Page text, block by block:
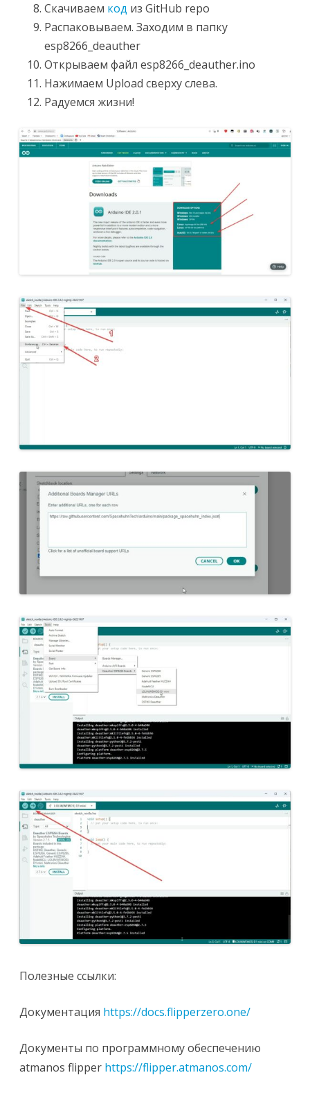
Скачиваем код из GitHub repo
Распаковываем. Заходим в папку
esp8266_deauther
Открываем файл esp8266_deauther.ino
Нажимаем Upload сверху слева.
Радуемся жизни!
Полезные ссылки:
Документация https://docs.flipperzero.one/
Документы по программному обеспечению
atmanos flipper https://flipper.atmanos.com/